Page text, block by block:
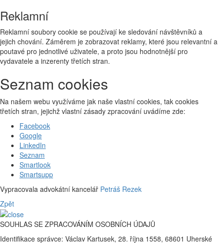
Reklamní
Reklamní soubory cookie se používají ke sledování návštěvníků a
jejich chování. Záměrem je zobrazovat reklamy, které jsou relevantní a
poutavé pro jednotlivé uživatele, a proto jsou hodnotnější pro
vydavatele a inzerenty třetích stran.
Seznam cookies
Na našem webu využíváme jak naše vlastní cookies, tak cookies
třetích stran, jejichž vlastní zásady zpracování uvádíme zde:
Facebook
Google
LinkedIn
Seznam
Smartlook
Smartsupp
Vypracovala advokátní kancelář Petráš Rezek
Zpět
SOUHLAS SE ZPRACOVÁNÍM OSOBNÍCH ÚDAJŮ
Identifikace správce: Václav Kartusek, 28. října 1558, 68601 Uherské